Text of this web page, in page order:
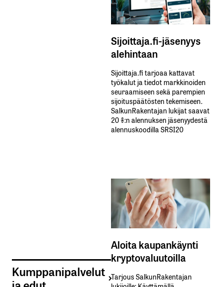
Kumppanipalvelut
Sijoittaja.fi-jäsenyys
alehintaan
Sijoittaja.fi tarjoaa kattavat
työkalut ja tiedot markkinoiden
seuraamiseen sekä parempien
sijoituspäätösten tekemiseen.
SalkunRakentajan lukijat saavat
20 %:n alennuksen jäsenyydestä
alennuskoodilla SRSI20
Aloita kaupankäynti
kryptovaluutoilla
Tarjous SalkunRakentajan